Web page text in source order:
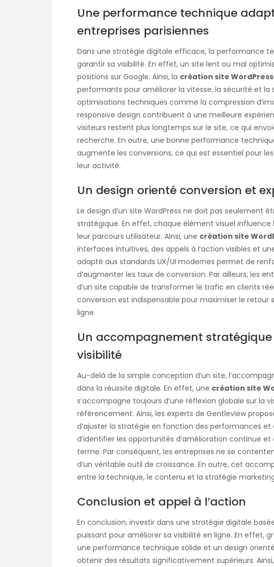
Une performance technique
entreprises parisiennes
Dans une stratégie digitale efficace, la performance
garantir sa visibilité. En effet, un site lent ou mal
positions sur Google. Ainsi, la création site
performants pour améliorer la vitesse, la sécurité et la
optimisations techniques comme la compression
responsive design contribuent à une meilleure
visiteurs restent plus longtemps sur le site, ce qui
recherche. En outre, une bonne performance
augmente les conversions, ce qui est essentiel pour
leur activité.
Un design orienté conversion et
Le design d’un site WordPress ne doit pas seulement
stratégique. En effet, chaque élément visuel
leur parcours utilisateur. Ainsi, une création site
interfaces intuitives, des appels à l’action visibles et
adapté aux standards UX/UI modernes permet de
d’augmenter les taux de conversion. Par ailleurs, les
d’un site capable de transformer le trafic en clients
conversion est indispensable pour maximiser le retour
ligne.
Un accompagnement
visibilité
Au-delà de la simple conception d’un site,
dans la réussite digitale. En effet, une création site
s’accompagne toujours d’une réflexion globale sur la
référencement. Ainsi, les experts de Gentleview
d’ajuster la stratégie en fonction des performances
d’identifier les opportunités d’amélioration continue et
terme. Par conséquent, les entreprises ne se
d’un véritable outil de croissance. En outre, cet
entre la technique, le contenu et la stratégie
Conclusion et appel à l’action
En conclusion, investir dans une stratégie digitale
puissant pour améliorer sa visibilité en ligne. En effet,
une performance technique solide et un design
obtenir des résultats significativement supérieurs.